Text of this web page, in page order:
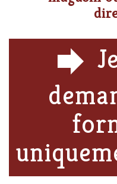
forward